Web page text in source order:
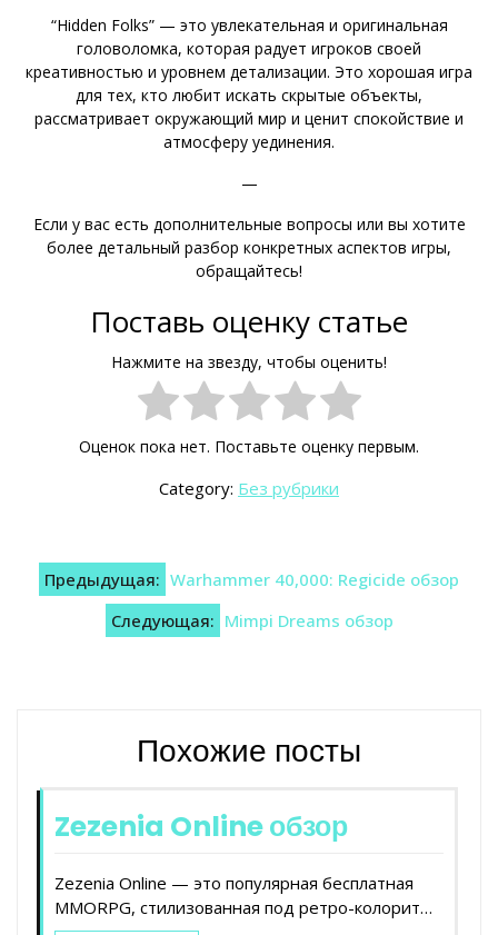
“Hidden Folks” — это увлекательная и оригинальная
головоломка, которая радует игроков своей
креативностью и уровнем детализации. Это хорошая игра
для тех, кто любит искать скрытые объекты,
рассматривает окружающий мир и ценит спокойствие и
атмосферу уединения.
—
Если у вас есть дополнительные вопросы или вы хотите
более детальный разбор конкретных аспектов игры,
обращайтесь!
Поставь оценку статье
Нажмите на звезду, чтобы оценить!
Оценок пока нет. Поставьте оценку первым.
Category: Без рубрики
Навигация
по
записям
Предыдущая: Warhammer 40,000: Regicide обзор
Следующая: Mimpi Dreams обзор
Похожие посты
Zezenia Online обзор
Zezenia Online — это популярная бесплатная
MMORPG, стилизованная под ретро-колорит…